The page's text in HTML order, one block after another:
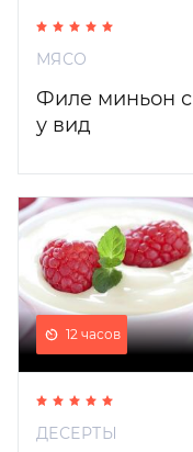
МЯСО
Филе миньон с
у вид
12 часов
ДЕСЕРТЫ